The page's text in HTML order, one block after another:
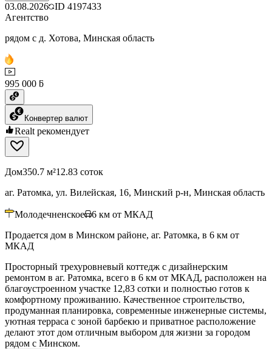
03.08.2026 ID 4197433
Агентство
рядом с д. Хотова, Минская область
995 000 ƃ
Конвертер валют
Realt рекомендует
Дом350.7 м²12.83 соток
аг. Ратомка, ул. Вилейская, 16, Минский р-н, Минская область
Молодечненское 6 км от МКАД
Продается дом в Минском районе, аг. Ратомка, в 6 км от
МКАД
Просторный трехуровневый коттедж с дизайнерским
ремонтом в аг. Ратомка, всего в 6 км от МКАД, расположен на
благоустроенном участке 12,83 сотки и полностью готов к
комфортному проживанию. Качественное строительство,
продуманная планировка, современные инженерные системы,
уютная терраса с зоной барбекю и приватное расположение
делают этот дом отличным выбором для жизни за городом
рядом с Минском.